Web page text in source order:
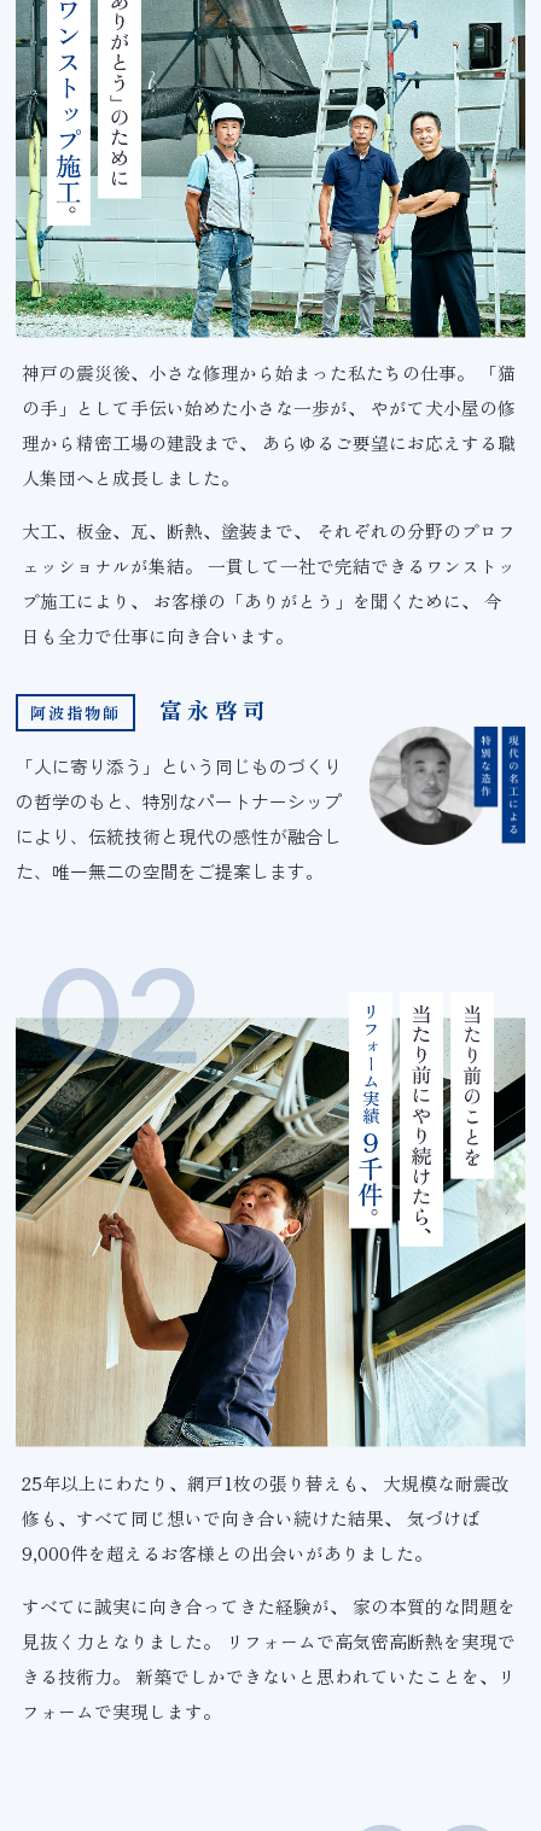
神戸の震災後、小さな修理から始まった私たちの仕事。
「猫
の手」として手伝い始めた小さな一歩が、
やがて犬小屋の修
理から精密工場の建設まで、
あらゆるご要望にお応えする職
人集団へと成長しました。
大工、板金、瓦、断熱、塗装まで、
それぞれの分野のプロフ
ェッショナルが集結。
一貫して一社で完結できるワンストッ
プ施工により、
お客様の「ありがとう」を聞くために、
今
日も全力で仕事に向き合います。
阿波指物師 富永啓司
「人に寄り添う」という同じものづくり
の哲学のもと、特別なパートナーシップ
により、伝統技術と現代の感性が融合し
た、唯一無二の空間をご提案します。
25年以上にわたり、網戸1枚の張り替えも、
大規模な耐震改
修も、すべて同じ想いで向き合い続けた結果、
気づけば
9,000件を超えるお客様との出会いがありました。
すべてに誠実に向き合ってきた経験が、
家の本質的な問題を
見抜く力となりました。
リフォームで高気密高断熱を実現で
きる技術力。
新築でしかできないと思われていたことを、リ
フォームで実現します。